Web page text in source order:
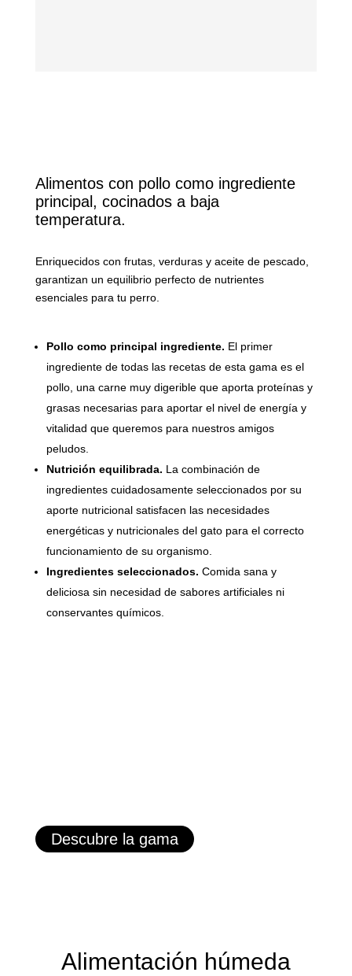
Alimentos con pollo como ingrediente
principal, cocinados a baja
temperatura.
Enriquecidos con frutas, verduras y aceite de pescado,
garantizan un equilibrio perfecto de nutrientes
esenciales para tu perro.
Pollo como principal ingrediente. El primer
ingrediente de todas las recetas de esta gama es el
pollo, una carne muy digerible que aporta proteínas y
grasas necesarias para aportar el nivel de energía y
vitalidad que queremos para nuestros amigos
peludos.
Nutrición equilibrada. La combinación de
ingredientes cuidadosamente seleccionados por su
aporte nutricional satisfacen las necesidades
energéticas y nutricionales del gato para el correcto
funcionamiento de su organismo.
Ingredientes seleccionados. Comida sana y
deliciosa sin necesidad de sabores artificiales ni
conservantes químicos.
Descubre la gama
Alimentación húmeda